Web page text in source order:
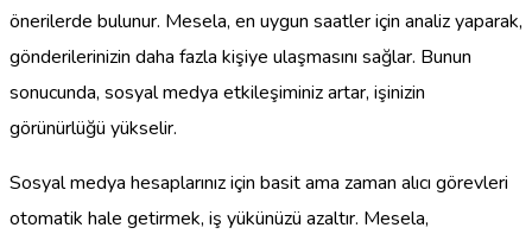
önerilerde bulunur. Mesela, en uygun saatler için analiz yaparak,
gönderilerinizin daha fazla kişiye ulaşmasını sağlar. Bunun
sonucunda, sosyal medya etkileşiminiz artar, işinizin
görünürlüğü yükselir.
Sosyal medya hesaplarınız için basit ama zaman alıcı görevleri
otomatik hale getirmek, iş yükünüzü azaltır. Mesela,